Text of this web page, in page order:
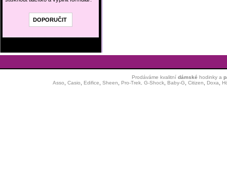
Prodáváme kvalitní dámské hodinkya
Asso
Casio Edifice Sheen Pro-Trek, G-Shock, Baby-G Citizen Doxa